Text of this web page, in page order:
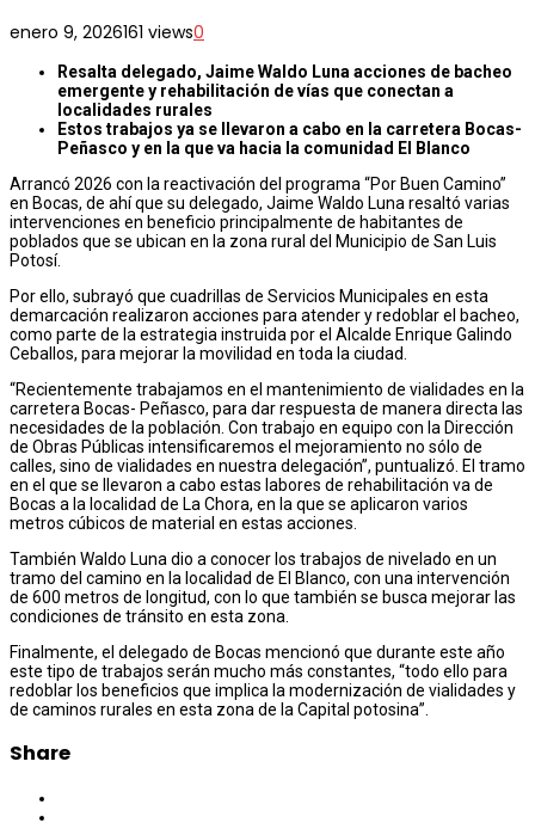
enero 9, 2026161 views0
Resalta delegado, Jaime Waldo Luna acciones de bacheo
emergente y rehabilitación de vías que conectan a
localidades rurales
Estos trabajos ya se llevaron a cabo en la carretera Bocas-
Peñasco y en la que va hacia la comunidad El Blanco
Arrancó 2026 con la reactivación del programa “Por Buen Camino”
en Bocas, de ahí que su delegado, Jaime Waldo Luna resaltó varias
intervenciones en beneficio principalmente de habitantes de
poblados que se ubican en la zona rural del Municipio de San Luis
Potosí.
Por ello, subrayó que cuadrillas de Servicios Municipales en esta
demarcación realizaron acciones para atender y redoblar el bacheo,
como parte de la estrategia instruida por el Alcalde Enrique Galindo
Ceballos, para mejorar la movilidad en toda la ciudad.
“Recientemente trabajamos en el mantenimiento de vialidades en la
carretera Bocas- Peñasco, para dar respuesta de manera directa las
necesidades de la población. Con trabajo en equipo con la Dirección
de Obras Públicas intensificaremos el mejoramiento no sólo de
calles, sino de vialidades en nuestra delegación”, puntualizó. El tramo
en el que se llevaron a cabo estas labores de rehabilitación va de
Bocas a la localidad de La Chora, en la que se aplicaron varios
metros cúbicos de material en estas acciones.
También Waldo Luna dio a conocer los trabajos de nivelado en un
tramo del camino en la localidad de El Blanco, con una intervención
de 600 metros de longitud, con lo que también se busca mejorar las
condiciones de tránsito en esta zona.
Finalmente, el delegado de Bocas mencionó que durante este año
este tipo de trabajos serán mucho más constantes, “todo ello para
redoblar los beneficios que implica la modernización de vialidades y
de caminos rurales en esta zona de la Capital potosina”.
Share